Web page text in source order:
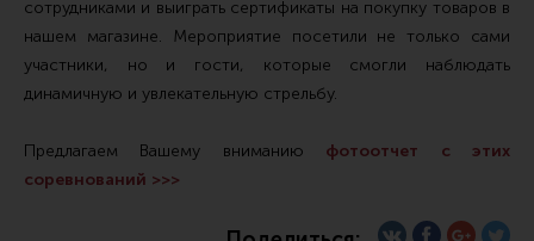
Магазины
УСМ
Возвратная система и буферы
Сошки
сотрудниками и выиграть сертификаты на покупку товаров в
нашем магазине. Мероприятие посетили не только сами
участники, но и гости, которые смогли наблюдать
динамичную и увлекательную стрельбу.
Предлагаем Вашему вниманию фотоотчет с этих
соревнований >>>